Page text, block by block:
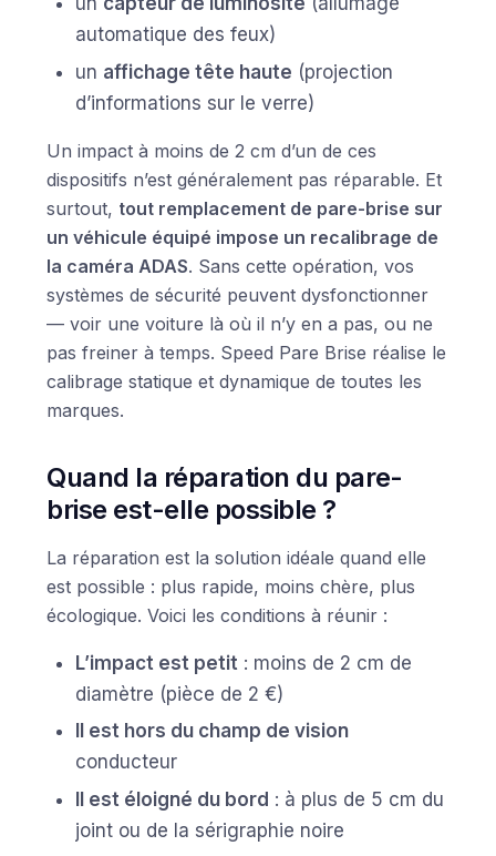
automatique des feux)
un affichage tête haute (projection
d’informations sur le verre)
Un impact à moins de 2 cm d’un de ces
dispositifs n’est généralement pas réparable. Et
surtout, tout remplacement de pare-brise sur
un véhicule équipé impose un recalibrage de
la caméra ADAS. Sans cette opération, vos
systèmes de sécurité peuvent dysfonctionner
— voir une voiture là où il n’y en a pas, ou ne
pas freiner à temps. Speed Pare Brise réalise le
calibrage statique et dynamique de toutes les
marques.
Quand la réparation du pare-
brise est-elle possible ?
La réparation est la solution idéale quand elle
est possible : plus rapide, moins chère, plus
écologique. Voici les conditions à réunir :
L’impact est petit : moins de 2 cm de
diamètre (pièce de 2 €)
Il est hors du champ de vision
conducteur
Il est éloigné du bord : à plus de 5 cm du
joint ou de la sérigraphie noire